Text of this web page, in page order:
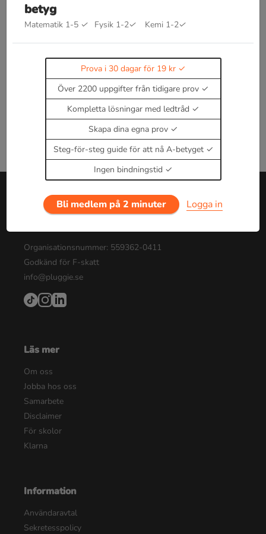
Bra att kunna inom statistik
Kommer snart!
Enbart medlemmar kan kommentera.Prova i 30
dagar för 19 kr.
ellerBli medlem nu
betyg
Matematik 1-5 ✓ Fysik 1-2✓ Kemi 1-2✓
Prova i 30 dagar för 19 kr
Över 2200 uppgifter från tidigare prov
Kompletta lösningar med ledtråd
Skapa dina egna prov
Steg-för-steg guide för att nå A-betyget
Ingen bindningstid
Bli medlem på 2 minuter Logga in
Om oss
Organisationsnummer: 559362-0411
Godkänd för F-skatt
info@pluggie.se
Läs mer
Om oss
Jobba hos oss
Samarbete
Disclaimer
För skolor
Klarna
Information
Användaravtal
Sekretesspolicy